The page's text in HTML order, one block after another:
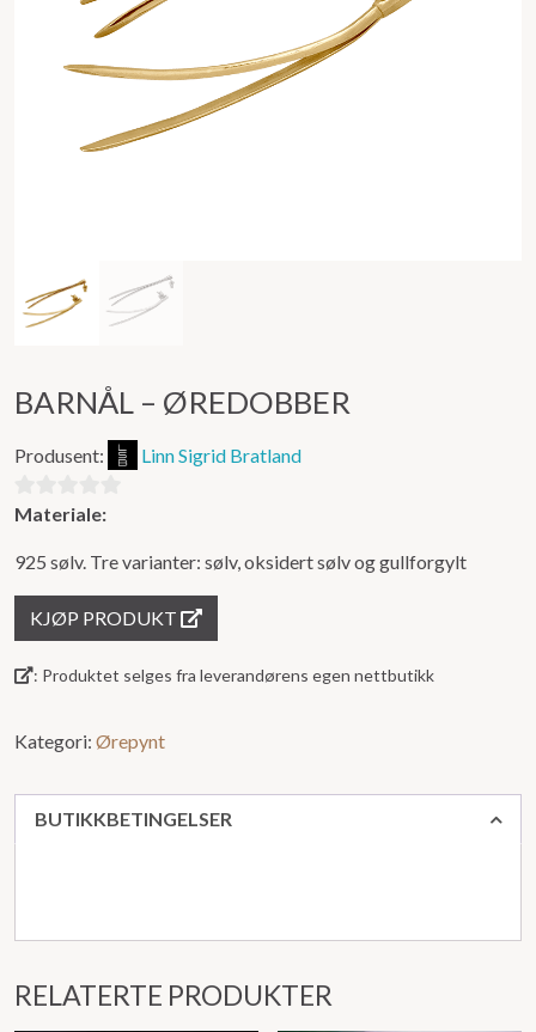
BARNÅL – ØREDOBBER
Produsent: Linn Sigrid Bratland
0
av
5
Materiale:
925 sølv. Tre varianter: sølv, oksidert sølv og gullforgylt
KJØP PRODUKT
: Produktet selges fra leverandørens egen nettbutikk
Kategori: Ørepynt
BUTIKKBETINGELSER
RELATERTE PRODUKTER